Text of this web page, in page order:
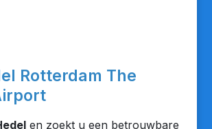
Rotterdam The
en zoekt u een betrouwbare